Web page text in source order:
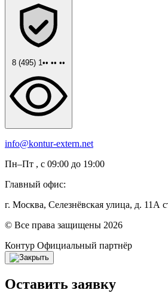
8 (495) 1•• •• ••
info@kontur-extern.net
Пн–Пт , с 09:00 до 19:00
Главный офис:
г. Москва, Селезнёвская улица, д. 11А
© Все права защищены 2026
Контур Официальный партнёр
Оставить заявку